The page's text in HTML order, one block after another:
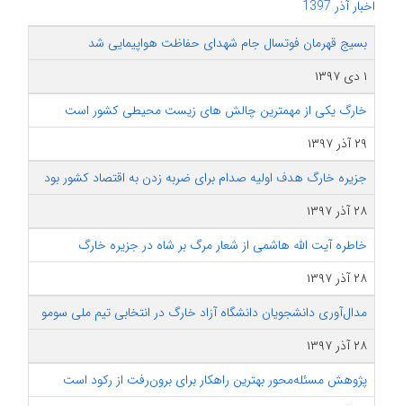
اخبار آذر 1397
بسیج قهرمان فوتسال جام شهدای حفاظت هواپیمایی شد
۱ دی ۱۳۹۷
خارگ یکی از مهمترین چالش های زیست محیطی کشور است
۲۹ آذر ۱۳۹۷
جزیره خارگ هدف اولیه صدام برای ضربه زدن به اقتصاد کشور بود
۲۸ آذر ۱۳۹۷
خاطره آیت الله هاشمی از شعار مرگ بر شاه در جزیره خارگ
۲۸ آذر ۱۳۹۷
مدال‌آوری دانشجویان دانشگاه آزاد خارگ در انتخابی تیم ملی سومو
۲۸ آذر ۱۳۹۷
پژوهش مسئله‌محور بهترین راهکار برای برون‌رفت از رکود است